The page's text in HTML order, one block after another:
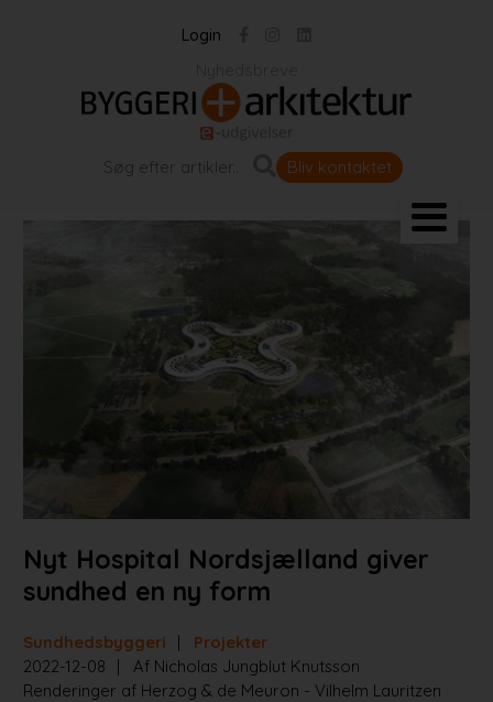
Login
Bliv kontaktet
Projekter
Nyt Hospital Nordsjælland giver
sundhed en ny form
Sundhedsbyggeri
Projekter
2022-12-08
Af Nicholas Jungblut Knutsson
Renderinger af Herzog & de Meuron - Vilhelm Lauritzen